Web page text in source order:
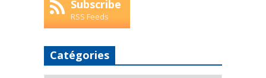
Subscribe
RSS Feeds
Catégories